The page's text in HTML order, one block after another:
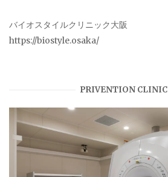
バイオスタイルクリニック大阪
https://biostyle.osaka/
PRIVENTION CLINIC